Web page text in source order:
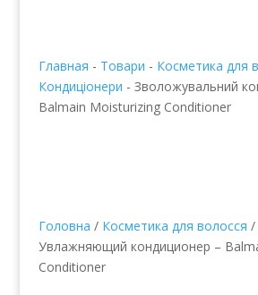
Главная - Товари - Косметика для
Кондиціонери - Зволожувальний
Balmain Moisturizing Conditioner
Головна / Косметика для волосся /
Увлажняющий кондиционер –
Conditioner